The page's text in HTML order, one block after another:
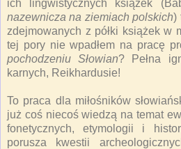
ich lingwistycznych książek
nazewnicza na ziemiach polskich)
zdejmowanych z półki książek w
tej pory nie wpadłem na pracę
pochodzeniu Słowian? Pełna
karnych, Reikhardusie!
To praca dla miłośników
już coś niecoś wiedzą na temat
fonetycznych, etymologii i
porusza kwestii